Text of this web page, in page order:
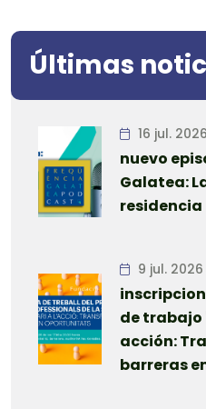
Últimas
16 jul. 2026
nuevo
Galatea:
residencia
9 jul. 2026
de trabajo
acción:
barreras